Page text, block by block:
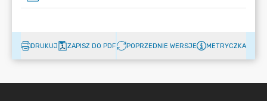
DRUKUJ ZAPISZ DO PDF POPRZEDNIE WERSJE METRYCZKA